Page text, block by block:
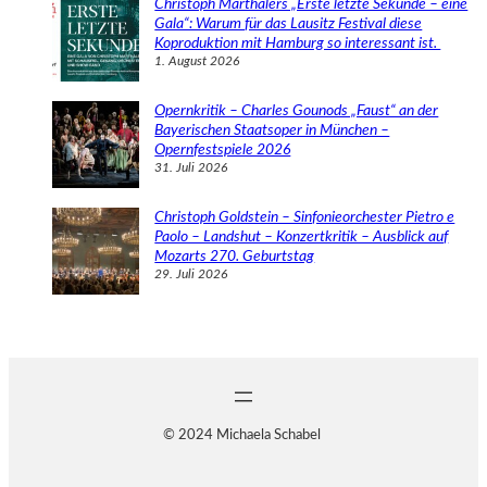
Christoph Marthalers „Erste letzte Sekunde – eine
Gala“: Warum für das Lausitz Festival diese
Koproduktion mit Hamburg so interessant ist.
1. August 2026
Opernkritik – Charles Gounods „Faust“ an der
Bayerischen Staatsoper in München –
Opernfestspiele 2026
31. Juli 2026
Christoph Goldstein – Sinfonieorchester Pietro e
Paolo – Landshut – Konzertkritik – Ausblick auf
Mozarts 270. Geburtstag
29. Juli 2026
© 2024 Michaela Schabel